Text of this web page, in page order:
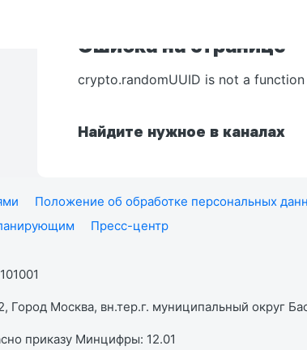
Ошибка на странице
crypto.randomUUID is not a function
Найдите нужное в каналах
Положение об обработке персональных
Пресс-центр
Город Москва, вн.тер.г. муниципальный округ
приказу Минцифры: 12.01